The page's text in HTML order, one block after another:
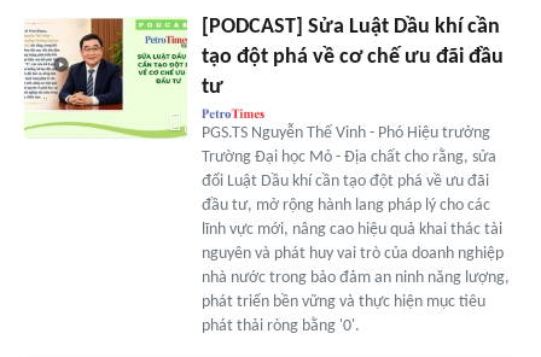
[PODCAST] Sửa Luật Dầu khí cần
tạo đột phá về cơ chế ưu đãi đầu
tư
PGS.TS Nguyễn Thế Vinh - Phó Hiệu trưởng
Trường Đại học Mỏ - Địa chất cho rằng, sửa
đổi Luật Dầu khí cần tạo đột phá về ưu đãi
đầu tư, mở rộng hành lang pháp lý cho các
lĩnh vực mới, nâng cao hiệu quả khai thác tài
nguyên và phát huy vai trò của doanh nghiệp
nhà nước trong bảo đảm an ninh năng lượng,
phát triển bền vững và thực hiện mục tiêu
phát thải ròng bằng '0'.